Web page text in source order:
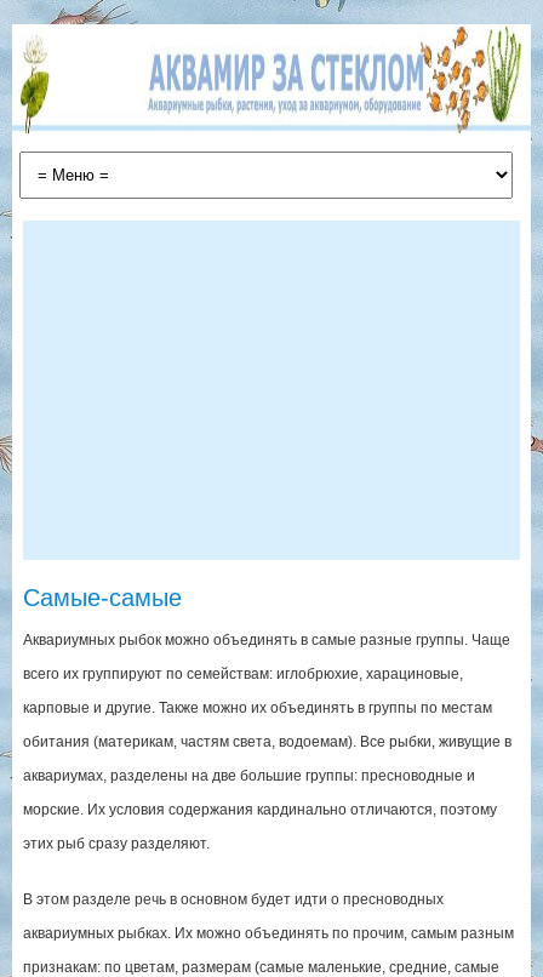
Самые-самые
Аквариумных рыбок можно объединять в самые разные группы. Чаще
всего их группируют по семействам: иглобрюхие, харациновые,
карповые и другие. Также можно их объединять в группы по местам
обитания (материкам, частям света, водоемам). Все рыбки, живущие в
аквариумах, разделены на две большие группы: пресноводные и
морские. Их условия содержания кардинально отличаются, поэтому
этих рыб сразу разделяют.
В этом разделе речь в основном будет идти о пресноводных
аквариумных рыбках. Их можно объединять по прочим, самым разным
признакам: по цветам, размерам (самые маленькие, средние, самые